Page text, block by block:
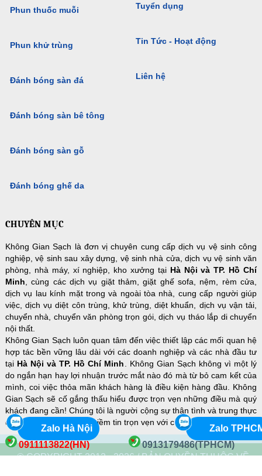
0911113822(HN) 0913179486(TPHCM)
Zalo Hà Nội Zalo
Phun thuốc muỗi
Phun khử trùng
Đánh bóng sàn đá
Đánh bóng sàn bê tông
Đánh bóng sàn gỗ
Đánh bóng ghế da
Tuyển dụng
Tin Tức - Hoạt động
Liên hệ
CHUYÊN MỤC
Không Gian Sạch là đơn vị chuyên cung cấp dịch vụ vệ sinh công
nghiệp, vệ sinh sau xây dựng, vệ sinh nhà cửa, dịch vụ vệ sinh văn
phòng, nhà máy, xí nghiệp, kho xưởng tại Hà Nội và TP. Hồ Chí
Minh, cùng các dịch vụ giặt thảm, giặt ghế sofa, nệm, rèm cửa,
dịch vụ lau kính mặt trong và ngoài tòa nhà, cung cấp người giúp
việc, dịch vụ diệt côn trùng, khử trùng, diệt khuẩn, dịch vụ vận tải,
chuyển nhà, chuyển văn phòng trọn gói, dịch vụ tháo lắp di chuyển
nội thất.
Không Gian Sạch luôn quan tâm đến việc thiết lập các mối quan hệ
hợp tác bền vững lâu dài với các doanh nghiệp và các nhà đầu tư
tại Hà Nội và TP. Hồ Chí Minh. Không Gian Sạch không vì một lý
do ngắn hạn hay lợi nhuận trước mắt nào đó mà từ bỏ cam kết của
mình, coi việc thỏa mãn khách hàng là điều kiện hàng đầu. Không
Gian Sạch sẽ cố gắng thấu hiểu được trọn vẹn những điều mà quý
khách đang cần! Chúng tôi là người cộng sự thân tình và trung thực
để quý khách hàng đặt niềm tin trọn vẹn với chi phí hợp lý nhất!
© COPYRIGHT 2013 - 2026 / BẢN QUYỀN THUỘC VỀ